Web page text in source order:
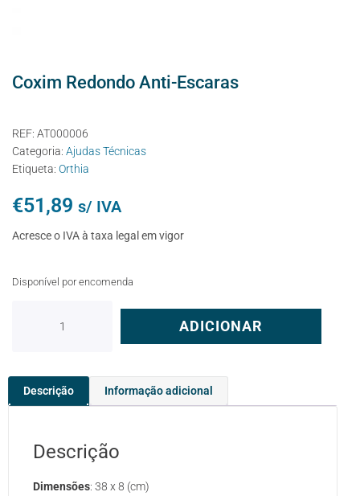
Coxim Redondo Anti-Escaras
REF: AT000006
Categoria: Ajudas Técnicas
Etiqueta: Orthia
€51,89 s/ IVA
Acresce o IVA à taxa legal em vigor
Disponível por encomenda
ADICIONAR
Descrição Informação adicional
Descrição
Dimensões: 38 x 8 (cm)